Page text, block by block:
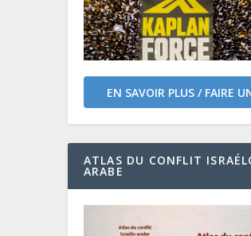
EN SAVOIR PLUS / FAIRE
DON
ATLAS DU CONFLIT
ARABE